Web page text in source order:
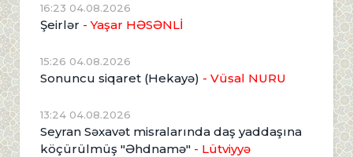
16:23 04.08.2026
Şeirlər - Yaşar HƏSƏNLİ
15:26 04.08.2026
Sonuncu siqaret (Hekayə) - Vüsal NURU
13:24 04.08.2026
Seyran Səxavət misralarında daş yaddaşına
köçürülmüş "Əhdnamə" - Lütviyyə